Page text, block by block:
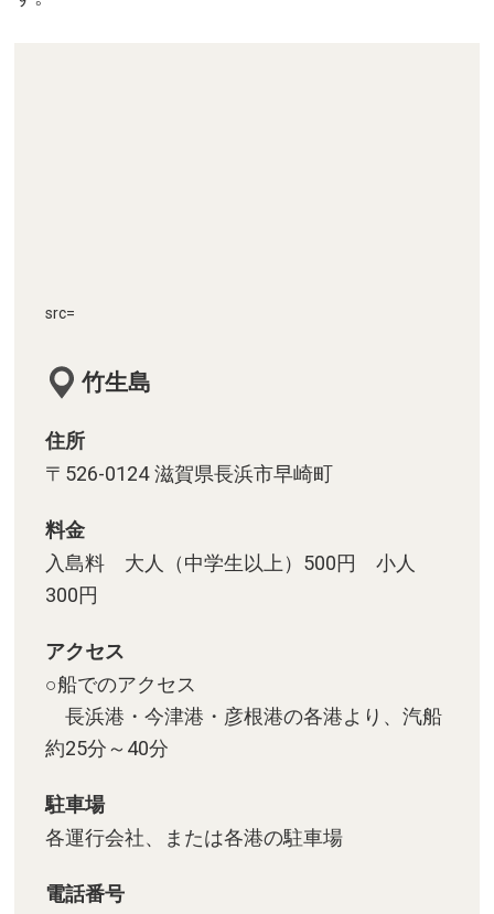
src=
竹生島
住所
〒526-0124 滋賀県長浜市早崎町
料金
入島料 大人（中学生以上）500円 小人
300円
アクセス
○船でのアクセス
長浜港・今津港・彦根港の各港より、汽船
約25分～40分
駐車場
各運行会社、または各港の駐車場
電話番号